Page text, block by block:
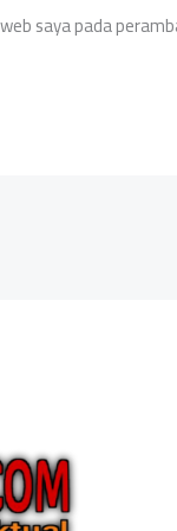
saya pada